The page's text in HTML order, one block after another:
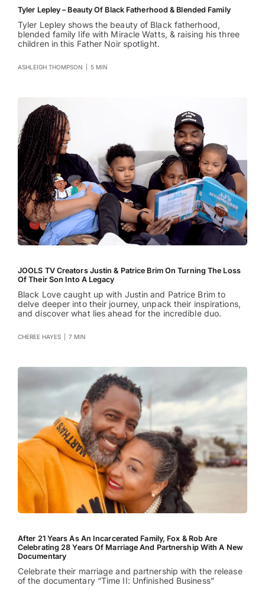
Tyler Lepley – Beauty Of Black Fatherhood & Blended Family
Tyler Lepley shows the beauty of Black fatherhood,
blended family life with Miracle Watts, & raising his three
children in this Father Noir spotlight.
ASHLEIGH THOMPSON 5 MIN
JOOLS TV Creators Justin & Patrice Brim On Turning The Loss
Of Their Son Into A Legacy
Black Love caught up with Justin and Patrice Brim to
delve deeper into their journey, unpack their inspirations,
and discover what lies ahead for the incredible duo.
CHEREE HAYES 7 MIN
After 21 Years As An Incarcerated Family, Fox & Rob Are
Celebrating 28 Years Of Marriage And Partnership With A New
Documentary
Celebrate their marriage and partnership with the release
of the documentary “Time II: Unfinished Business”